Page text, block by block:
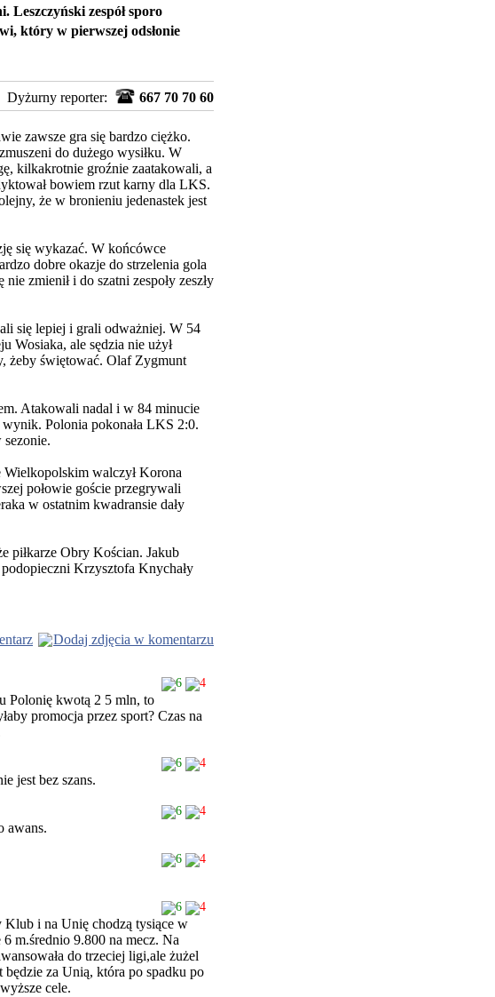
Leszczyński zespół sporo
który w pierwszej odsłonie
Dyżurny reporter: 667 70 70 60
zawsze gra się bardzo ciężko.
do dużego wysiłku. W
kilkakrotnie groźnie zaatakowali, a
bowiem rzut karny dla LKS.
że w bronieniu jedenastek jest
się wykazać. W końcówce
dobre okazje do strzelenia gola
zmienił i do szatni zespoły zeszły
się lepiej i grali odważniej. W 54
Wosiaka, ale sędzia nie użył
żeby świętować. Olaf Zygmunt
Atakowali nadal i w 84 minucie
Polonia pokonała LKS 2:0.
walczył Korona
połowie goście przegrywali
w ostatnim kwadransie dały
piłkarze Obry Kościan. Jakub
Krzysztofa Knychały
Dodaj zdjęcia w komentarzu
6 4
Polonię kwotą 2 5 mln, to
promocja przez sport? Czas na
6 4
jest bez szans.
6 4
awans.
6 4
6 4
Klub i na Unię chodzą tysiące w
m.średnio 9.800 na mecz. Na
do trzeciej ligi,ale żużel
za Unią, która po spadku po
cele.